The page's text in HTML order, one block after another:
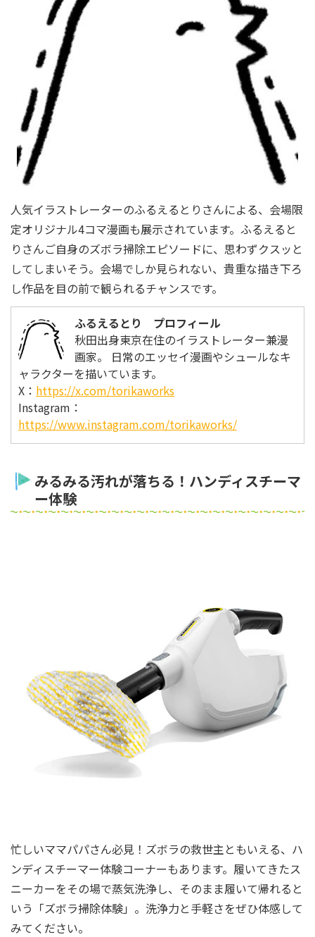
人気イラストレーターのふるえるとりさんによる、会場限
定オリジナル4コマ漫画も展示されています。ふるえると
りさんご自身のズボラ掃除エピソードに、思わずクスッと
してしまいそう。会場でしか見られない、貴重な描き下ろ
し作品を目の前で観られるチャンスです。
ふるえるとり プロフィール
秋田出身東京在住のイラストレーター兼漫
画家。 日常のエッセイ漫画やシュールなキ
ャラクターを描いています。
X： https://x.com/torikaworks
Instagram：
https://www.instagram.com/torikaworks/
みるみる汚れが落ちる！ハンディスチーマ
ー体験
忙しいママパパさん必見！ズボラの救世主ともいえる、ハ
ンディスチーマー体験コーナーもあります。履いてきたス
ニーカーをその場で蒸気洗浄し、そのまま履いて帰れると
いう「ズボラ掃除体験」。洗浄力と手軽さをぜひ体感して
みてください。